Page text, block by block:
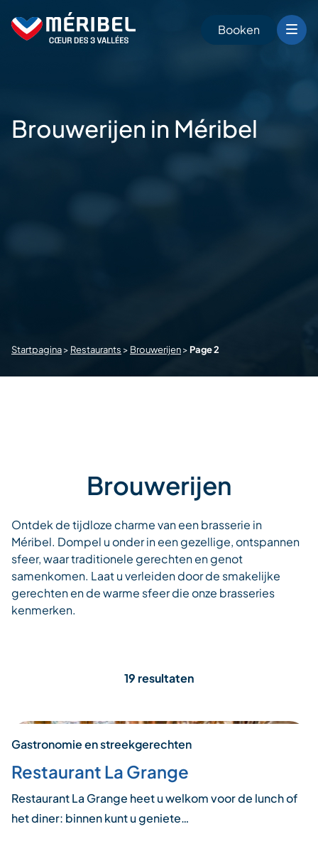
content
Booken
Brouwerijen in Méribel
Startpagina> Restaurants > Brouwerijen>Page 2
Brouwerijen
Ontdek de tijdloze charme van een brasserie in
Méribel. Dompel u onder in een gezellige, ontspannen
sfeer, waar traditionele gerechten en genot
samenkomen. Laat u verleiden door de smakelijke
gerechten en de warme sfeer die onze brasseries
kenmerken.
19 resultaten
Gastronomie en streekgerechten
Restaurant La Grange
Restaurant La Grange heet u welkom voor de lunch of
het diner: binnen kunt u geniete…